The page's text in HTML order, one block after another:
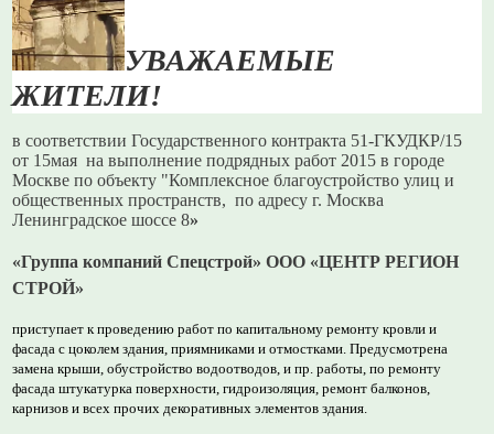
УВАЖАЕМЫЕ
ЖИТЕЛИ!
в соответствии Государственного контракта 51-ГКУДКР/15
от 15мая на выполнение подрядных работ 2015 в городе
Москве по объекту "Комплексное благоустройство улиц и
общественных пространств, по адресу г. Москва
Ленинградское шоссе 8»
«Группа компаний Спецстрой» ООО «ЦЕНТР РЕГИОН
СТРОЙ»
приступает к проведению работ по капитальному ремонту кровли и
фасада с цоколем здания, приямниками и отмостками. Предусмотрена
замена крыши, обустройство водоотводов, и пр. работы, по ремонту
фасада штукатурка поверхности, гидроизоляция, ремонт балконов,
карнизов и всех прочих декоративных элементов здания.